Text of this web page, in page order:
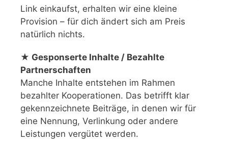
Link einkaufst, erhalten wir eine kleine
Provision – für dich ändert sich am Preis
natürlich nichts.
★ Gesponserte Inhalte / Bezahlte
Partnerschaften
Manche Inhalte entstehen im Rahmen
bezahlter Kooperationen. Das betrifft klar
gekennzeichnete Beiträge, in denen wir für
eine Nennung, Verlinkung oder andere
Leistungen vergütet werden.